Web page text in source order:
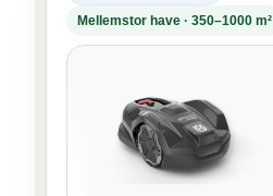
Mellemstor have · 350–1000 m²